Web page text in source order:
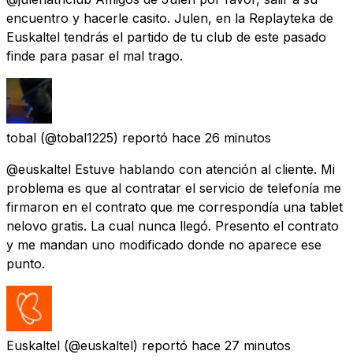
encuentro y hacerle casito. Julen, en la Replayteka de
Euskaltel tendrás el partido de tu club de este pasado
finde para pasar el mal trago.
tobal (@tobal1225) reportó hace 26 minutos
@euskaltel Estuve hablando con atención al cliente. Mi
problema es que al contratar el servicio de telefonía me
firmaron en el contrato que me correspondía una tablet
nelovo gratis. La cual nunca llegó. Presento el contrato
y me mandan uno modificado donde no aparece ese
punto.
Euskaltel (@euskaltel) reportó hace 27 minutos